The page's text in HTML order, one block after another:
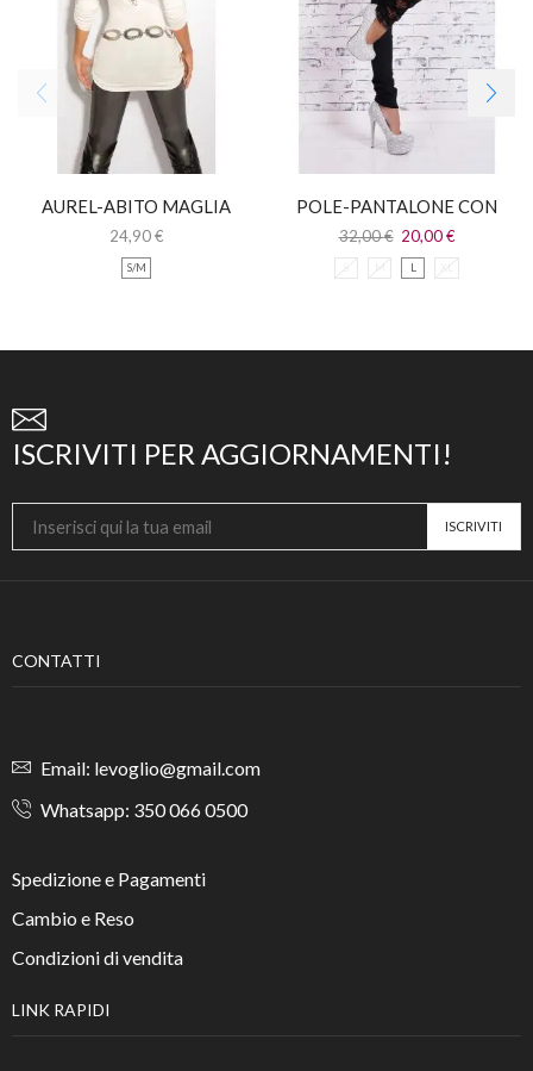
AUREL-ABITO MAGLIA
LUNGA CON PIZZO
24,90€
S/M
POLE-PANTALONE CON
FIOCCHI E INSERTI
LEOPARDATI
32,00€ 20,00€
S M L XL
ISCRIVITI PER AGGIORNAMENTI!
CONTATTI
Email: levoglio@gmail.com
Whatsapp: 350 066 0500
Spedizione e Pagamenti
Cambio e Reso
Condizioni di vendita
LINK RAPIDI